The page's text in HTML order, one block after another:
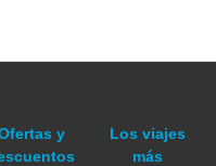
y
Los viajes
más